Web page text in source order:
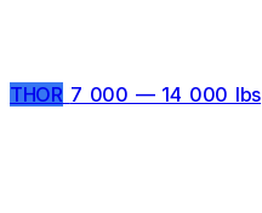
THOR 7 000 — 14 000 lbs